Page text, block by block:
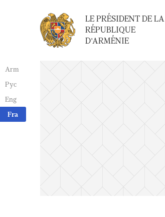
Arm
Рус
Eng
Fra
LE PRÉSIDENT DE LA
RÉPUBLIQUE
D'ARMÉNIE